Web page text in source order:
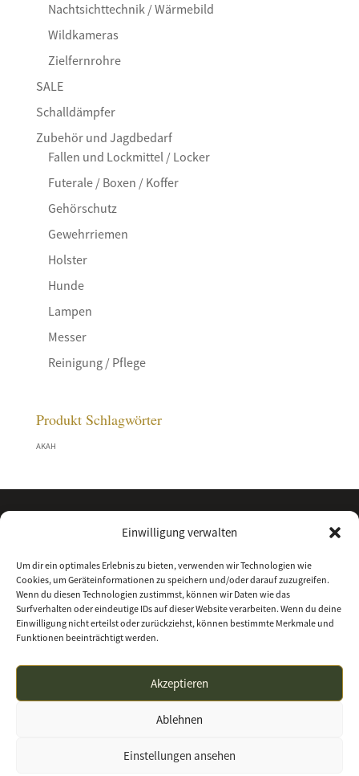
Einwilligung verwalten
Um dir ein optimales Erlebnis zu bieten, verwenden wir Technologien wie
Cookies, um Geräteinformationen zu speichern und/oder darauf zuzugreifen.
Wenn du diesen Technologien zustimmst, können wir Daten wie das
Surfverhalten oder eindeutige IDs auf dieser Website verarbeiten. Wenn du deine
Einwilligung nicht erteilst oder zurückziehst, können bestimmte Merkmale und
Funktionen beeinträchtigt werden.
Akzeptieren
Ablehnen
Einstellungen ansehen
Nachtsichttechnik / Wärmebild
Wildkameras
Zielfernrohre
SALE
Schalldämpfer
Zubehör und Jagdbedarf
Fallen und Lockmittel / Locker
Futerale / Boxen / Koffer
Gehörschutz
Gewehrriemen
Holster
Hunde
Lampen
Messer
Reinigung / Pflege
Produkt Schlagwörter
AKAH
Impressum
Allgemeine Geschäftsbedingungen
Nordhessen GmbH